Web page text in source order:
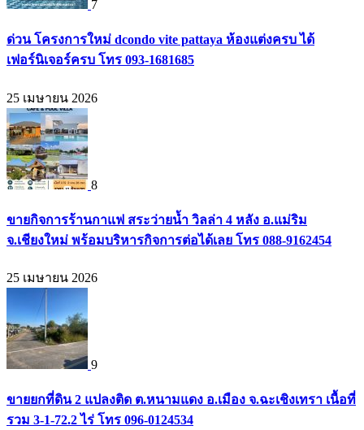
7
ด่วน โครงการใหม่ dcondo vite pattaya ห้องแต่งครบ ได้
เฟอร์นิเจอร์ครบ โทร 093-1681685
25 เมษายน 2026
8
ขายกิจการร้านกาแฟ สระว่ายน้ำ วิลล่า 4 หลัง อ.แม่ริม
จ.เชียงใหม่ พร้อมบริหารกิจการต่อได้เลย โทร 088-9162454
25 เมษายน 2026
9
ขายยกที่ดิน 2 แปลงติด ต.หนามแดง อ.เมือง จ.ฉะเชิงเทรา เนื้อที่
รวม 3-1-72.2 ไร่ โทร 096-0124534